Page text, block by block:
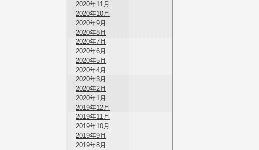
2020年11月
2020年10月
2020年9月
2020年8月
2020年7月
2020年6月
2020年5月
2020年4月
2020年3月
2020年2月
2020年1月
2019年12月
2019年11月
2019年10月
2019年9月
2019年8月